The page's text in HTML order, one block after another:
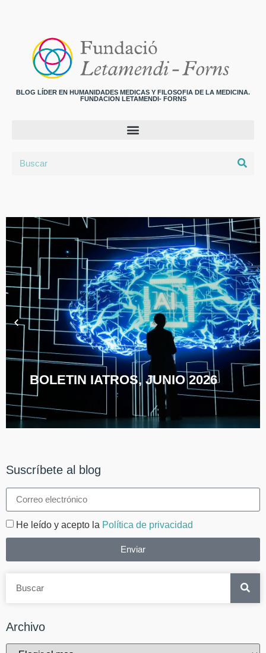
BLOG LÍDER EN HUMANIDADES MEDICAS Y FILOSOFIA DE LA MEDICINA.
FUNDACION LETAMENDI- FORNS
BOLETIN IATROS, JUNIO 2026
Suscríbete al blog
He leído y acepto la Política de privacidad
Enviar
Archivo